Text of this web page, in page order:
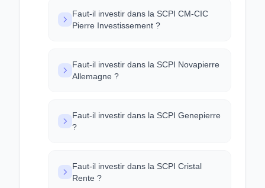
Faut-il investir dans la SCPI CM-CIC
Pierre Investissement ?
Faut-il investir dans la SCPI Novapierre
Allemagne ?
Faut-il investir dans la SCPI Genepierre
?
Faut-il investir dans la SCPI Cristal
Rente ?